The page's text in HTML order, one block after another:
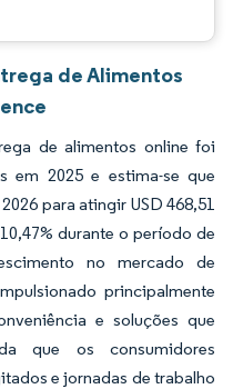
de Alimentos
de alimentos online foi
em 2025 e estima-se que
para atingir USD 468,51
durante o período de
no mercado de
principalmente
e soluções que
que os consumidores
e jornadas de trabalho